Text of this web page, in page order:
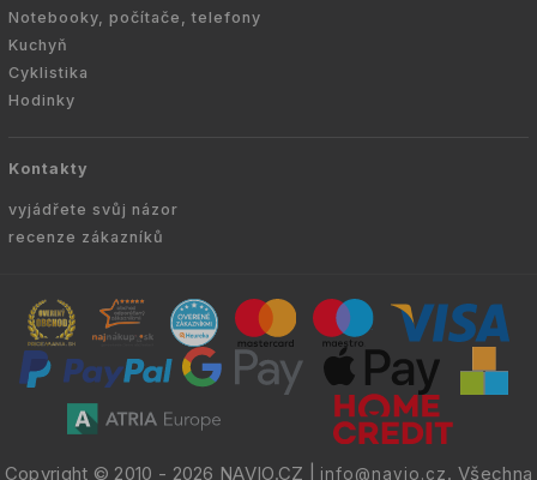
Notebooky, počítače, telefony
Kuchyň
Cyklistika
Hodinky
Kontakty
vyjádřete svůj názor
recenze zákazníků
Copyright © 2010 - 2026 NAVIO.CZ info@navio.cz. Všechna